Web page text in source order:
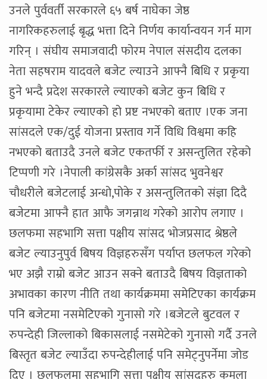
उनले पुर्ववर्ती सरकारले ६५ बर्ष नाघेका जेष्ठ
नागरिकहरुलाई बृद्ध भत्ता दिने निर्णय कार्यान्वयन गर्न माग
गरिन् । संघीय समाजवादी फोरम नेपाल संसदीय दलका
नेता सहषराम यादवले बजेट ल्याउने आफ्नै बिधि र प्रकृया
हुने भन्दै प्रदेश सरकारले ल्याएको बजेट कुन बिधि र
प्रकृयामा टेकेर ल्याएको हो प्रष्ट नभएको बताए ।एक जना
सांसदले एक/दुई योजना प्रस्ताव गर्ने विधि विश्वमा कहि
नभएको बताउदै उनले बजेट एकतर्फी र असन्तुलित रहेको
टिप्पणी गरे ।नेपाली कांग्रेसकै अर्का सांसद भुवनेश्वर
चौधरीले बजेटलाई अन्धो,पोके र असन्तुलितको संज्ञा दिदै
बजेटमा आफ्नै हात आफै जगन्नाथ गरेको आरोप लगाए ।
छलफमा सहभागि सत्ता पक्षीय सांसद भोजप्रसाद श्रेष्ठले
बजेट ल्याउनुपुर्व बिषय विज्ञहरुसँग पर्याप्त छलफल गरेको
भए अझै राम्रो बजेट आउन सक्ने बताउदै बिषय विज्ञताको
अभावका कारण नीति तथा कार्यक्रममा समेटिएका कार्यक्रम
पनि बजेटमा नसमेटिएको गुनासो गरे ।बजेटले बुटवल र
रुपन्देही जिल्लाको बिकासलाई नसमेटेको गुनासो गर्दै उनले
बिस्तृत बजेट ल्याउँदा रुपन्देहीलाई पनि समेट्नुपर्नेमा जोड